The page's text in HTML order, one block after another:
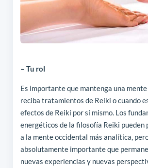
– Tu rol
Es importante que mantenga una
reciba tratamientos de Reiki o cuando
efectos de Reiki por sí mismo. Los
energéticos de la filosofía Reiki pueden
a la mente occidental más analítica,
absolutamente importante que
nuevas experiencias y nuevas